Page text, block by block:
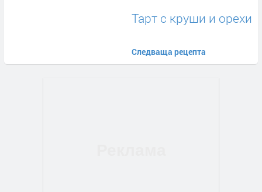
Тарт с круши и орехи
Следваща рецепта